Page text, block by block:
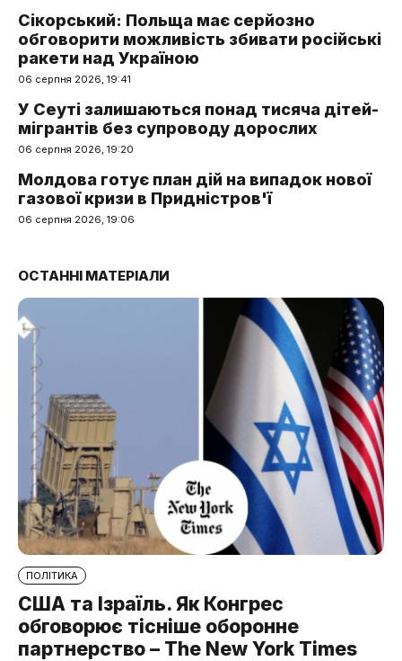
Сікорський: Польща має серйозно
обговорити можливість збивати російські
ракети над Україною
06 серпня 2026, 19:41
У Сеуті залишаються понад тисяча дітей-
мігрантів без супроводу дорослих
06 серпня 2026, 19:20
Молдова готує план дій на випадок нової
газової кризи в Придністров'ї
06 серпня 2026, 19:06
ОСТАННІ МАТЕРІАЛИ
ПОЛІТИКА
США та Ізраїль. Як Конгрес
обговорює тісніше оборонне
партнерство – The New York Times